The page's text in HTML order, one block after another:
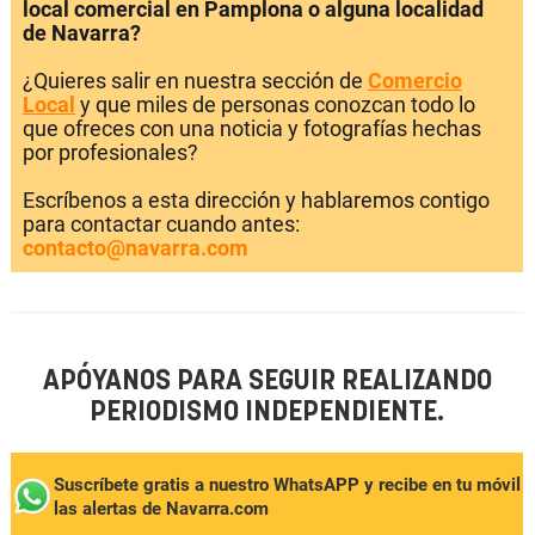
local comercial en Pamplona o alguna localidad
de Navarra?
¿Quieres salir en nuestra sección de Comercio
Local y que miles de personas conozcan todo lo
que ofreces con una noticia y fotografías hechas
por profesionales?
Escríbenos a esta dirección y hablaremos contigo
para contactar cuando antes:
contacto@navarra.com
APÓYANOS PARA SEGUIR REALIZANDO
PERIODISMO INDEPENDIENTE.
Suscríbete gratis a nuestro WhatsAPP y recibe en tu móvil
las alertas de Navarra.com